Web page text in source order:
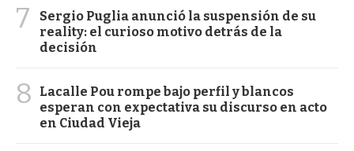
7
Sergio Puglia anunció la suspensión de su
reality: el curioso motivo detrás de la
decisión
8
Lacalle Pou rompe bajo perfil y blancos
esperan con expectativa su discurso en acto
en Ciudad Vieja